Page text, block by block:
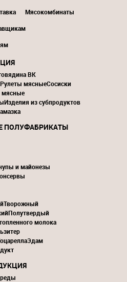
Мясокомбинаты
ВК
Рулеты мясныеСосиски
Изделия из субпродуктов
ПОЛУФАБРИКАТЫ
и майонезы
Творожный
Полутвердый
молока
Эдам